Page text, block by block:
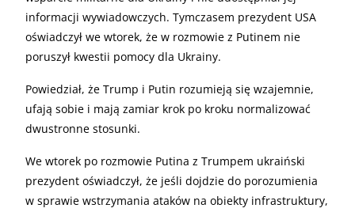
informacji wywiadowczych. Tymczasem prezydent USA
oświadczył we wtorek, że w rozmowie z Putinem nie
poruszył kwestii pomocy dla Ukrainy.
Powiedział, że Trump i Putin rozumieją się wzajemnie,
ufają sobie i mają zamiar krok po kroku normalizować
dwustronne stosunki.
We wtorek po rozmowie Putina z Trumpem ukraiński
prezydent oświadczył, że jeśli dojdzie do porozumienia
w sprawie wstrzymania ataków na obiekty infrastruktury,